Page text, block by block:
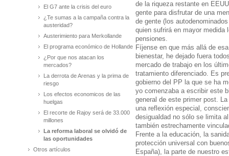
El G7 ante la crisis del euro
¿Te sumas a la campaña contra la
austeridad?
Austerimiento para Merkollande
El programa económico de Hollande
¿Por que nos atacan los
mercados?
La derrota de Arenas y la prima de
riesgo
Los efectos economicos de las
huelgas
El recorte de Rajoy será de 33.000
millones
La reforma laboral se olvidó de
las oportunidades
Otros artículos
de la riqueza restante en
gente para disfrutar de una
de gente (los
quien sufrirá en mayor medida
pensiones.
Fíjense en que más allá de
bienestar, he dejado fuera
mercado de trabajo en los
tratamiento diferenciado. Es
gobierno del PP la que se ha
yo comenzaba a escribir este
general de este primer post.
una reflexión especial,
desigualdad no sólo se limita
también estrechamente
Frente a la educación, la
protección universal con
España), la parte de nuestro